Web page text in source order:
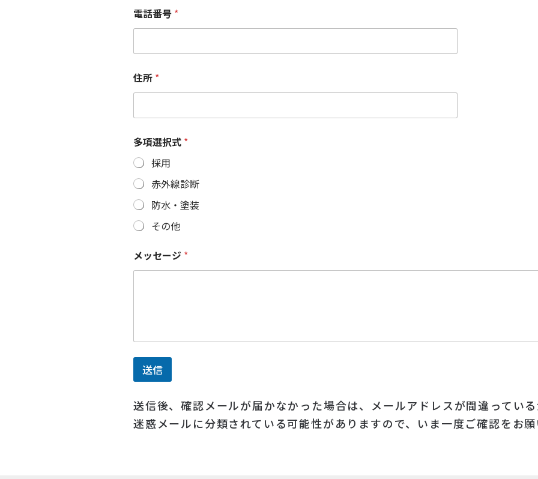
電話番号 *
住所 *
多項選択式 *
採用
赤外線診断
防水・塗装
その他
メッセージ *
送信
送信後、確認メールが届かなかった場合は、メールアドレスが間違ってい
迷惑メールに分類されている可能性がありますので、いま一度ご確認をお願